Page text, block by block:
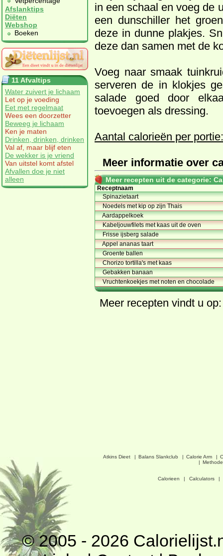
Afslanktips
Diëten
Webshop
Boeken
11 Afvaltips
Water zuivert je lichaam
Let op je voeding
Eet met regelmaat
Wees een doorzetter
Beweeg je lichaam
Ken je maten
Drinken, drinken, drinken
Val af, maar blijf eten
De wekker is je vriend
Van uitstel komt afstel
Afvallen doe je niet
alleen
in een schaal en voeg de
een dunschiller het
deze in dunne plakjes.
deze dan samen met de
Voeg naar smaak
serveren de in klokjes
salade goed door
toevoegen als dressing.
Aantal calorieën per portie:
Meer informatie over
Meer recepten uit de categorie:
Receptnaam
Spinazietaart
Noedels met kip op zijn Thais
Aardappelkoek
Kabeljouwfilets met kaas uit de oven
Frisse ijsberg salade
Appel ananas taart
Groente ballen
Chorizo tortilla's met kaas
Gebakken banaan
Vruchtenkoekjes met noten en chocolade
Meer recepten vindt u
Atkins Dieet | Balans Slankclub | Calorie Arm |
|
Calorieen | Calculators |
© 2005 - 2026